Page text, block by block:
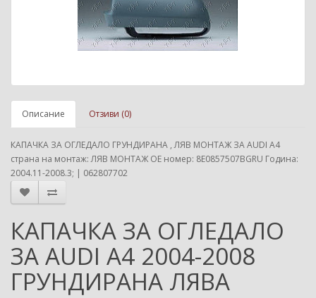
Описание Отзиви (0)
КАПАЧКА ЗА ОГЛЕДАЛО ГРУНДИРАНА , ЛЯВ МОНТАЖ ЗА AUDI A4
страна на монтаж: ЛЯВ МОНТАЖ ОЕ номер: 8E0857507BGRU Година:
2004.11-2008.3; | 062807702
КАПАЧКА ЗА ОГЛЕДАЛО
ЗА AUDI A4 2004-2008
ГРУНДИРАНА ЛЯВА